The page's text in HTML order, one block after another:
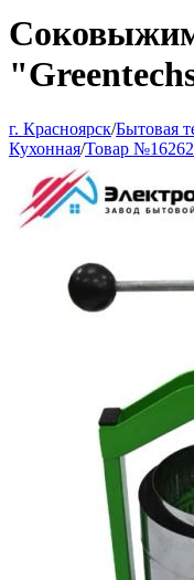
г. Красноярск/Бытовая
Кухонная/Товар